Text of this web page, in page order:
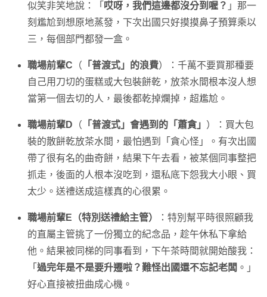
似笑非笑地說：「 哎呀，我們這邊都沒分到喔？ 」那一
刻尷尬到想原地蒸發，下次出國只好摸摸鼻子預算乘以
三，每個部門都發一盒。
職場前輩C （ 「普渡式」的浪費）：千萬不要買那種要
自己用刀切的蛋糕或大包裝餅乾，放茶水間根本沒人想
當第一個去切的人，最後都乾掉爛掉，超尷尬。
職場前輩D （ 「普渡式」會遇到的「蕭貪」 ）：買大包
裝的散餅乾放茶水間，最怕遇到「貪心怪」。有次出國
帶了很有名的曲奇餅，結果下午去看，被某個同事整把
抓走，後面的人根本沒吃到，還私底下怨我大小眼、買
太少。送禮送成這樣真的心很累。
職場前輩E（特別送禮給主管）
：特別幫平時很照顧我
的直屬主管挑了一份獨立的紀念品，趁午休私下拿給
他。結果被同梯的同事看到，下午茶時間就開始酸我：
「 過完年是不是要升遷啦？難怪出國還不忘記老闆 。」
好心直接被扭曲成心機。